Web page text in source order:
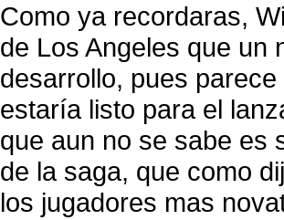
Como ya recordaras,
de Los Angeles que un
desarrollo, pues
estaría listo para el
que aun no se sabe es
de la saga, que como
los jugadores mas